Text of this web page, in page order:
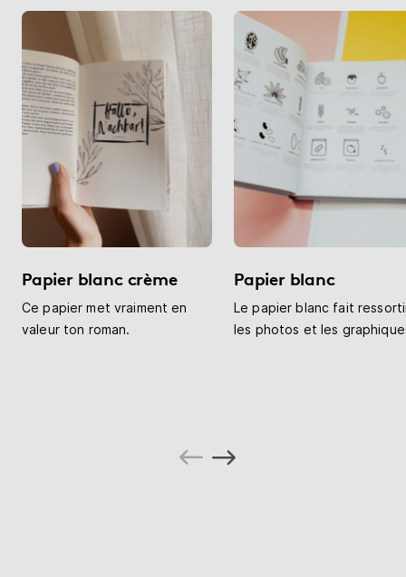
Papier blanc crème
Ce papier met vraiment en
valeur ton roman.
Papier blanc
Le papier blanc fait
les photos et les